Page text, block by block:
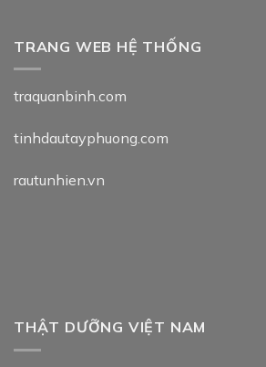
TRANG WEB HỆ THỐNG
traquanbinh.com
tinhdautayphuong.com
rautunhien.vn
THẬT DƯỠNG VIỆT NAM